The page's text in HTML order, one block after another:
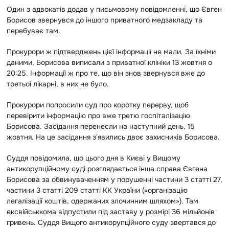
Один з адвокатів додав у письмовому повідомленні, що Євген
Борисов звернувся до іншого приватного медзакладу та
перебуває там.
Прокурори ж підтверджень цієї інформації не мали. За їхніми
даними, Борисова виписали з приватної клініки 13 жовтня о
20:25. Інформації ж про те, що він знов звернувся вже до
третьої лікарні, в них не було.
Прокурори попросили суд про коротку перерву, щоб
перевірити інформацію про вже третю госпіталізацію
Борисова. Засідання перенесли на наступний день, 15
жовтня. На це засідання зʼявились двоє захисників Борисова.
Суддя повідомила, що цього дня в Києві у Вищому
антикорупційному суді розглядається інша справа Євгена
Борисова за обвинуваченням у порушенні частини 3 статті 27,
частини 3 статті 209 статті КК України («організацію
легалізації коштів, одержаних злочинним шляхом»). Там
ексвійськкома відпустили під заставу у розмірі 36 мільйонів
гривень. Суддя Вищого антикорупційного суду звертався до